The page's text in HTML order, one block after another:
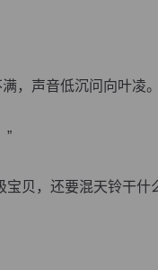
，声音低沉问向叶凌
”
贝，还要混天铃干什